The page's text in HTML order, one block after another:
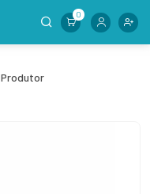
0
Produtor